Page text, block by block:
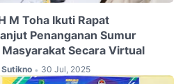
M Toha Ikuti Rapat
Penanganan Sumur
Secara Virtual
• 30 Jul, 2025